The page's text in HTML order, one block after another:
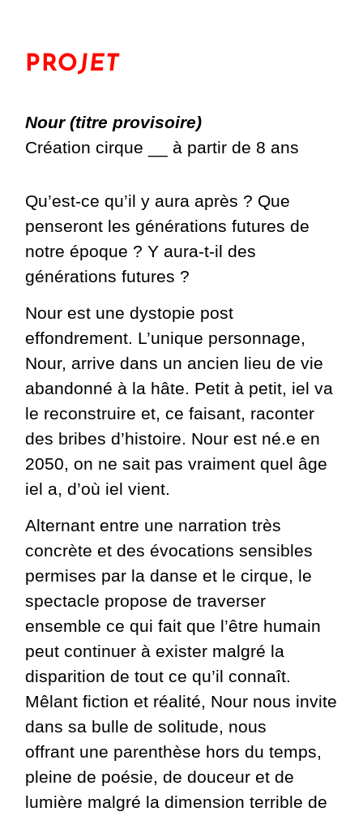
PROJET
Nour (titre provisoire)
Création cirque __ à partir de 8 ans
Qu’est-ce qu’il y aura après ? Que
penseront les générations futures de
notre époque ? Y aura-t-il des
générations futures ?
Nour est une dystopie post
effondrement. L’unique personnage,
Nour, arrive dans un ancien lieu de vie
abandonné à la hâte. Petit à petit, iel va
le reconstruire et, ce faisant, raconter
des bribes d’histoire. Nour est né.e en
2050, on ne sait pas vraiment quel âge
iel a, d’où iel vient.
Alternant entre une narration très
concrète et des évocations sensibles
permises par la danse et le cirque, le
spectacle propose de traverser
ensemble ce qui fait que l’être humain
peut continuer à exister malgré la
disparition de tout ce qu’il connaît.
Mêlant fiction et réalité, Nour nous invite
dans sa bulle de solitude, nous
offrant une parenthèse hors du temps,
pleine de poésie, de douceur et de
lumière malgré la dimension terrible de